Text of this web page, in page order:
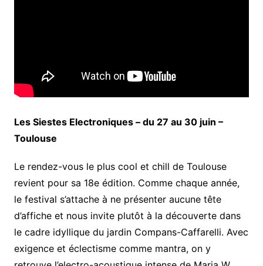
Les Siestes Electroniques – du 27 au 30 juin –
Toulouse
Le rendez-vous le plus cool et chill de Toulouse
revient pour sa 18e édition. Comme chaque année,
le festival s’attache à ne présenter aucune tête
d’affiche et nous invite plutôt à la découverte dans
le cadre idyllique du jardin Compans-Caffarelli. Avec
exigence et éclectisme comme mantra, on y